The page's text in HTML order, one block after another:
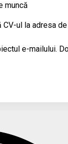
muncă
ul la adresa
e-mailului.